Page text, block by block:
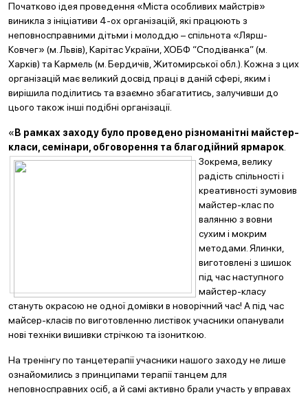
Початково ідея проведення «Міста особливих майстрів»
виникла з ініціативи 4-ох організацій, які працюють з
неповносправними дітьми і молоддю – спільнота «Лярш-
Ковчег» (м. Львів), Карітас України, ХОБФ “Сподіванка” (м.
Харків) та Кармель (м. Бердичів, Житомирської обл.). Кожна з цих
організацій має великий досвід праці в даній сфері, яким і
вирішила поділитись та взаємно збагатитись, залучивши до
цього також інші подібні організації.
« В рамках заходу було проведено різноманітні майстер-
класи, семінари, обговорення та благодійний ярмарок
Зокрема, велику
радість спільності і
креативності зумовив
майстер-клас по
валянню з вовни
сухим і мокрим
методами. Ялинки,
виготовлені з шишок
під час наступного
майстер-класу
стануть окрасою не одної домівки в новорічний час! А під час
майсер-класів по виготовленню листівок учасники опанували
нові техніки вишивки стрічкою та ізониткою.
На тренінгу по танцетерапії учасники нашого заходу не лише
ознайомились з принципами терапії танцем для
неповносправних осіб, а й самі активно брали участь у вправах